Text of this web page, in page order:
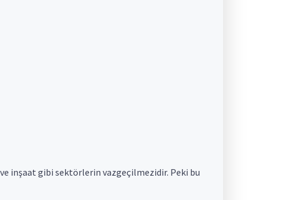
inşaat gibi sektörlerin vazgeçilmezidir. Peki bu